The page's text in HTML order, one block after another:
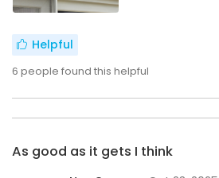
Helpful
6 people found this helpful
As good as it gets I think